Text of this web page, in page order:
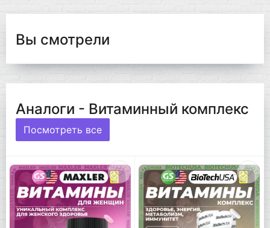
Вы смотрели
Аналоги - Витаминный комплекс
Посмотреть все